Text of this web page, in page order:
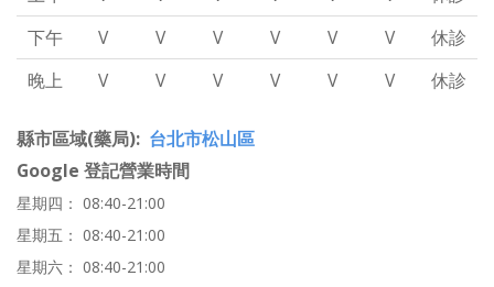
下午
V V V V V V
休診
晚上
V V V V V V 休診
縣市區域(藥局) 台北市松山區
Google 登記營業時間
星期四： 08:40-21:00
星期五： 08:40-21:00
星期六： 08:40-21:00